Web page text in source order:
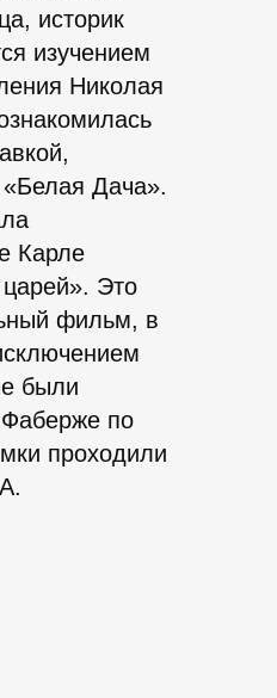
историк
изучением
Николая
Дача».
Карле
Это
фильм, в
были
по
проходили